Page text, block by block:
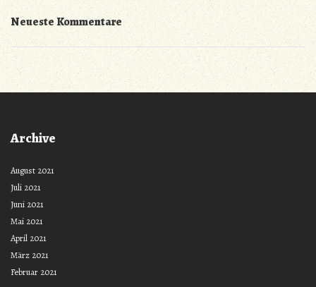
Neueste Kommentare
Archive
August 2021
Juli 2021
Juni 2021
Mai 2021
April 2021
März 2021
Februar 2021